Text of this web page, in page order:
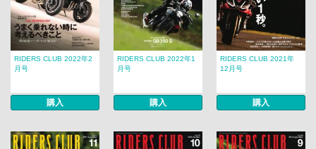
RIDERS CLUB 2022年2
月号
購入
RIDERS CLUB 2022年1
月号
購入
RIDERS CLUB 2021年
12月号
購入